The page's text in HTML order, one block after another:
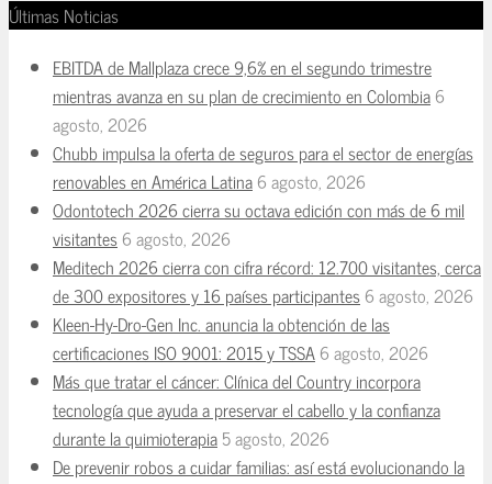
Últimas Noticias
EBITDA de Mallplaza crece 9,6% en el segundo trimestre
mientras avanza en su plan de crecimiento en Colombia6
agosto, 2026
Chubb impulsa la oferta de seguros para el sector de energías
renovables en América Latina6 agosto, 2026
Odontotech 2026 cierra su octava edición con más de 6 mil
visitantes6 agosto, 2026
Meditech 2026 cierra con cifra récord: 12.700 visitantes, cerca
de 300 expositores y 16 países participantes6 agosto, 2026
Kleen-Hy-Dro-Gen Inc. anuncia la obtención de las
certificaciones ISO 9001: 2015 y TSSA6 agosto, 2026
Más que tratar el cáncer: Clínica del Country incorpora
tecnología que ayuda a preservar el cabello y la confianza
durante la quimioterapia5 agosto, 2026
De prevenir robos a cuidar familias: así está evolucionando la